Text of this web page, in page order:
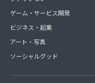
ゲーム・サービス開発
ビジネス・起業
アート・写真
ソーシャルグッド